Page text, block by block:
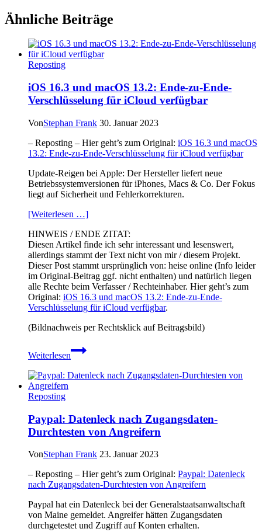
Ähnliche Beiträge
Reposting
iOS 16.3 und macOS 13.2: Ende-zu-Ende-
Verschlüsselung für iCloud verfügbar
VonStephan Frank 30. Januar 2023
– Reposting – Hier geht’s zum Original: iOS 16.3 und macOS
13.2: Ende-zu-Ende-Verschlüsselung für iCloud verfügbar
Update-Reigen bei Apple: Der Hersteller liefert neue
Betriebssystemversionen für iPhones, Macs & Co. Der Fokus
liegt auf Sicherheit und Fehlerkorrekturen.
[Weiterlesen …]
HINWEIS / ENDE ZITAT:
Diesen Artikel finde ich sehr interessant und lesenswert,
allerdings stammt der Text nicht von mir / diesem Projekt.
Dieser Post stammt ursprünglich von: heise online (Info leider
im Original-Beitrag ggf. nicht enthalten) und natürlich liegen
alle Rechte beim Verfasser / Rechteinhaber. Hier geht’s zum
Original: iOS 16.3 und macOS 13.2: Ende-zu-Ende-
Verschlüsselung für iCloud verfügbar.
(Bildnachweis per Rechtsklick auf Beitragsbild)
Weiterlesen
iOS
16.3
macOS
Ende-
Verschlüsselung
iCloud
Reposting
Paypal: Datenleck nach Zugangsdaten-
Durchtesten von Angreifern
VonStephan Frank 23. Januar 2023
– Reposting – Hier geht’s zum Original: Paypal: Datenleck
nach Zugangsdaten-Durchtesten von Angreifern
Paypal hat ein Datenleck bei der Generalstaatsanwaltschaft
von Maine gemeldet. Angreifer hätten Zugangsdaten
durchgetestet und Zugriff auf Konten erhalten.